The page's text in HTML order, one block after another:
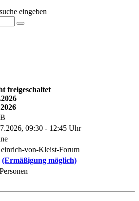
eingeben
freigeschaltet
09:30 - 12:45 Uhr
von-Kleist-Forum
(Ermäßigung möglich)